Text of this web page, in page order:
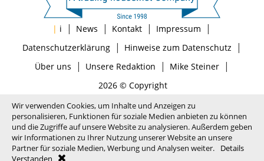
| i | News | Kontakt | Impressum |
Datenschutzerklärung| Hinweise zum Datenschutz |
Über uns | Unsere Redaktion | Mike Steiner|
2026 © Copyright
Wir verwenden Cookies, um Inhalte und Anzeigen zu
personalisieren, Funktionen für soziale Medien anbieten zu können
und die Zugriffe auf unsere Website zu analysieren. Außerdem geben
wir Informationen zu Ihrer Nutzung unserer Website an unsere
Partner für soziale Medien, Werbung und Analysen weiter.
Details
Verstanden